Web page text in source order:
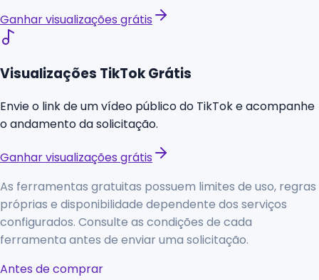
Ganhar visualizações grátis
Visualizações TikTok Grátis
Envie o link de um vídeo público do TikTok e acompanhe
o andamento da solicitação.
Ganhar visualizações grátis
As ferramentas gratuitas possuem limites de uso, regras
próprias e disponibilidade dependente dos serviços
configurados. Consulte as condições de cada
ferramenta antes de enviar uma solicitação.
Antes de comprar